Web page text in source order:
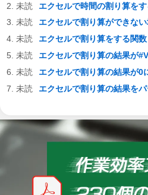
エクセルで時間の割り算を
エクセルで割り算ができな
エクセルで割り算をする関数
エクセルで割り算の結果が
エクセルで割り算の結果が0
エクセルで割り算の結果を